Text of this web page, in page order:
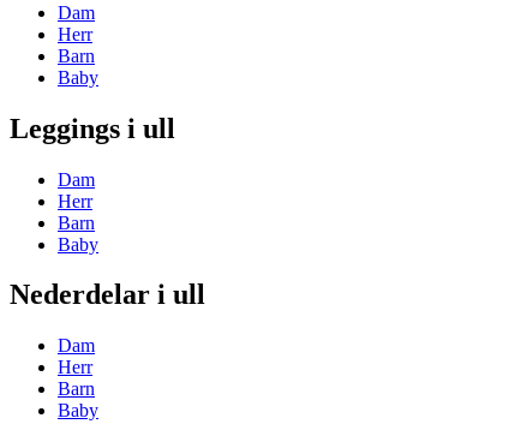
Dam
Herr
Barn
Baby
Leggings i ull
Dam
Herr
Barn
Baby
Nederdelar i ull
Dam
Herr
Barn
Baby